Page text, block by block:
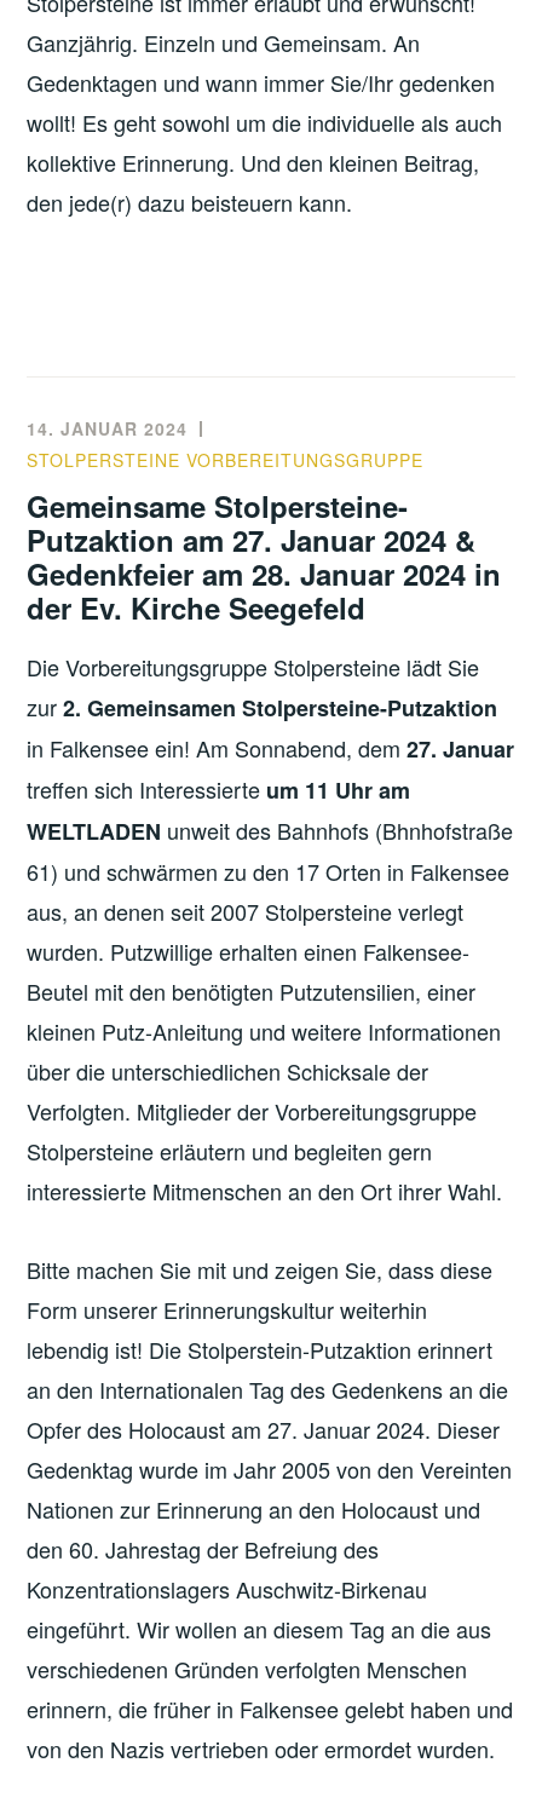
Ganzjährig. Einzeln und Gemeinsam. An
Gedenktagen und wann immer Sie/Ihr gedenken
wollt! Esgeht sowohl um die individuelle als auch
kollektive Erinnerung. Und den kleinen Beitrag,
den jede(r) dazu beisteuern kann.
14. JANUAR 2024
STOLPERSTEINE VORBEREITUNGSGRUPPE
Gemeinsame Stolpersteine-
Putzaktion am 27. Januar 2024 &
Gedenkfeier am 28. Januar 2024 in
der Ev. Kirche Seegefeld
Die Vorbereitungsgruppe Stolpersteine lädt Sie
zur2. Gemeinsamen Stolpersteine-Putzaktion
in Falkensee ein! Am Sonnabend, dem27. Januar
treffen sich Interessierte um 11 Uhr am
WELTLADEN unweit des Bahnhofs (Bhnhofstraße
61) und schwärmen zu den 17 Orten in Falkensee
aus, an denen seit 2007 Stolpersteine verlegt
wurden. Putzwillige erhalten einen Falkensee-
Beutel mit den benötigten Putzutensilien, einer
kleinen Putz-Anleitung und weitere Informationen
über die unterschiedlichen Schicksale der
Verfolgten. Mitglieder der Vorbereitungsgruppe
Stolpersteine erläutern und begleiten gern
interessierte Mitmenschen an den Ort ihrer Wahl.
Bitte machen Sie mit und zeigen Sie, dass diese
Form unserer Erinnerungskultur weiterhin
lebendig ist! Die Stolperstein-Putzaktion erinnert
an den Internationalen Tag des Gedenkens an die
Opfer des Holocaust am 27. Januar 2024. Dieser
Gedenktag wurde im Jahr 2005 von den Vereinten
Nationen zur Erinnerung an den Holocaust und
den 60. Jahrestag der Befreiung des
Konzentrationslagers Auschwitz-Birkenau
eingeführt. Wir wollen an diesem Tag an die aus
verschiedenen Gründen verfolgten Menschen
erinnern, die früher in Falkensee gelebt haben und
von den Nazis vertrieben oder ermordet wurden.